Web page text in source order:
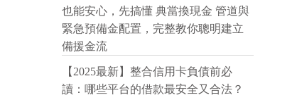
也能安心，先搞懂 典當換現金 管道與
緊急預備金配置，完整教你聰明建立
備援金流
【2025最新】整合信用卡負債前必
讀：哪些平台的借款最安全又合法？